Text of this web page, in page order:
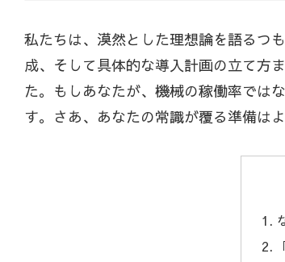
私たちは、漠然とした理想論を語るつ
成、そして具体的な導入計画の立て方
た。もしあなたが、機械の稼働率では
す。さあ、あなたの常識が覆る準備は